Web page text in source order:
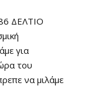
για
του
να μιλάμε